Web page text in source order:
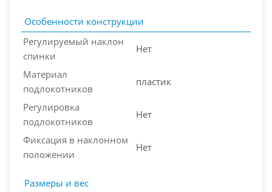
Особенности конструкции
Регулируемый наклон
спинки
Нет
Материал
подлокотников
пластик
Регулировка
подлокотников
Нет
Фиксация в наклонном
положении
Нет
Размеры и вес